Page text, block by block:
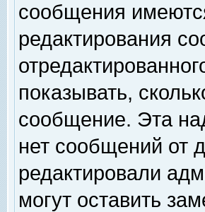
сообщения
редактирования
показывать,
сообщение. Эта
нет сообщений от
редактировали
могут оставить